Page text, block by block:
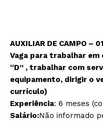
AUXILIAR DE CAMPO –
Vaga para trabalhar em
“D” , trabalhar com
equipamento, dirigir o
currículo)
Experiência: 6 meses
Salário:Não informado